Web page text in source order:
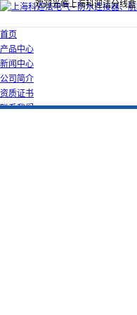
欢迎光临上海科迎法分线
首页
产品中心
新闻中心
公司简介
资质证书
联系我们